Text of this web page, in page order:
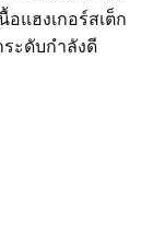
อแฮงเกอร์สเต็ก
ระดับกำลังดี